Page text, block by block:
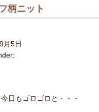
柄ニット
月5日
日もゴロゴロと・・・